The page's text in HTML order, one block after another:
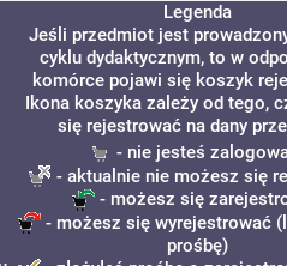
Legenda
Jeśli przedmiot jest
cyklu dydaktycznym, to w
komórce pojawi się koszyk
Ikona koszyka zależy od tego,
się rejestrować na dany
- nie jesteś
- aktualnie nie możesz się
- możesz się
- możesz się wyrejestrować
prośbę)